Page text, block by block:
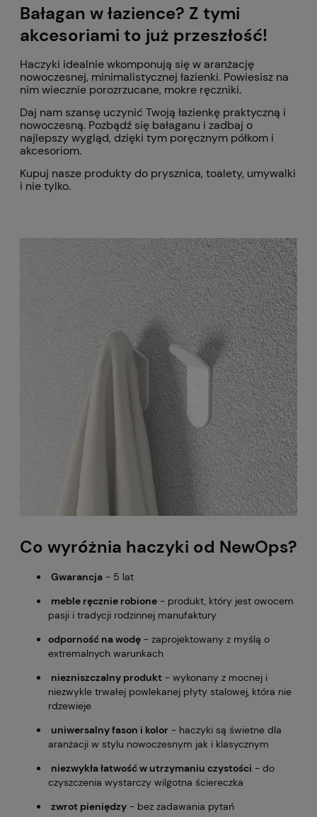
Bałagan w łazience? Z tymi
akcesoriami to już przeszłość!
Haczyki idealnie wkomponują się w aranżację
nowoczesnej, minimalistycznej łazienki. Powiesisz na
nim wiecznie porozrzucane, mokre ręczniki.
Daj nam szansę uczynić Twoją łazienkę praktyczną i
nowoczesną. Pozbądź się bałaganu i zadbaj o
najlepszy wygląd, dzięki tym poręcznym półkom i
akcesoriom.
Kupuj nasze produkty do prysznica, toalety, umywalki
i nie tylko.
Co wyróżnia haczyki od NewOps?
Gwarancja - 5 lat
meble ręcznie robione - produkt, który jest owocem
pasji i tradycji rodzinnej manufaktury
odporność na wodę - zaprojektowany z myślą o
extremalnych warunkach
niezniszczalny produkt - wykonany z mocnej i
niezwykle trwałej powlekanej płyty stalowej, która nie
rdzewieje
uniwersalny fason i kolor - haczyki są świetne dla
aranżacji w stylu nowoczesnym jak i klasycznym
niezwykła łatwość w utrzymaniu czystości - do
czyszczenia wystarczy wilgotna ściereczka
zwrot pieniędzy - bez zadawania pytań